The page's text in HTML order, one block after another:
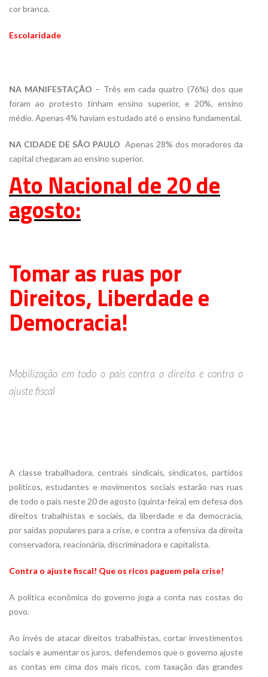
cor branca.
Escolaridade
NA MANIFESTAÇÃO – Três em cada quatro (76%) dos que
foram ao protesto tinham ensino superior, e 20%, ensino
médio. Apenas 4% haviam estudado até o ensino fundamental.
NA CIDADE DE SÃO PAULO  Apenas 28% dos moradores da
capital chegaram ao ensino superior.
Ato Nacional de 20 de
agosto:
Tomar as ruas por
Direitos, Liberdade e
Democracia!
Mobilização em todo o país contra a direita e contra o
ajuste fiscal
A classe trabalhadora, centrais sindicais, sindicatos, partidos
políticos, estudantes e movimentos sociais estarão nas ruas
de todo o país neste 20 de agosto (quinta-feira) em defesa dos
direitos trabalhistas e sociais, da liberdade e da democracia,
por saídas populares para a crise, e contra a ofensiva da direita
conservadora, reacionária, discriminadora e capitalista.
Contra o ajuste fiscal! Que os ricos paguem pela crise!
A política econômica do governo joga a conta nas costas do
povo.
Ao invés de atacar direitos trabalhistas, cortar investimentos
sociais e aumentar os juros, defendemos que o governo ajuste
as contas em cima dos mais ricos, com taxação das grandes